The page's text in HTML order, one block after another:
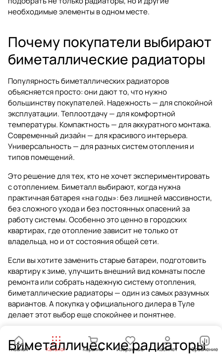
необходимые элементы в одном месте.
Почему покупатели выбирают
биметаллические радиаторы
Популярность биметаллических радиаторов
объясняется просто: они дают то, что нужно
большинству покупателей. Надежность — для спокойной
эксплуатации. Теплоотдачу — для комфортной
температуры. Компактность — для аккуратного монтажа.
Современный дизайн — для красивого интерьера.
Универсальность — для разных систем отопления и
типов помещений.
Это решение для тех, кто не хочет экспериментировать
с отоплением. Биметалл выбирают, когда нужна
практичная батарея «на годы»: без лишней массивности,
без сложного ухода и без постоянных опасений за
работу системы. Особенно это ценно в городских
квартирах, где отопление зависит не только от
владельца, но и от состояния общей сети.
Если вы хотите заменить старые батареи, подготовить
квартиру к зиме, улучшить внешний вид комнаты после
ремонта или собрать надежную систему отопления,
биметаллические радиаторы — один из самых разумных
вариантов. А покупка у официального дилера в Туле
делает этот выбор еще спокойнее и понятнее.
Биметаллические радиаторы
Главная Каталог Корзина Избранные Кабинет Сравнение